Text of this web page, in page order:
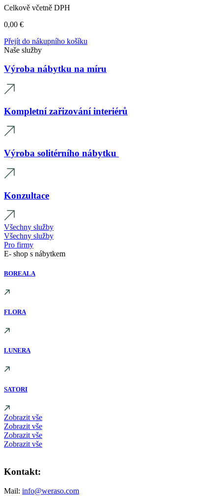
Celkově včetně DPH
0,00 €
Přejít do nákupního košíku
Naše služby
Výroba nábytku na míru
Kompletní zařizování interiérů
Výroba solitérního nábytku
Konzultace
Všechny služby
Všechny služby
Pro firmy
E- shop s nábytkem
BOREALA
FLORA
LUNERA
SATORI
Zobrazit vše
Zobrazit vše
Zobrazit vše
Zobrazit vše
Kontakt:
Mail: info@weraso.com